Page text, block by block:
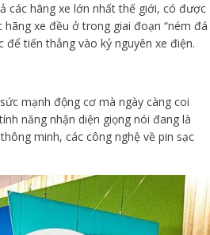
các hãng xe lớn nhất thế giới, có được
xe đều ở trong giai đoạn “ném đá
để tiến thẳng vào kỷ nguyên xe điện.
mạnh động cơ mà ngày càng coi
năng nhận diện giọng nói đang là
minh, các công nghệ về pin sạc